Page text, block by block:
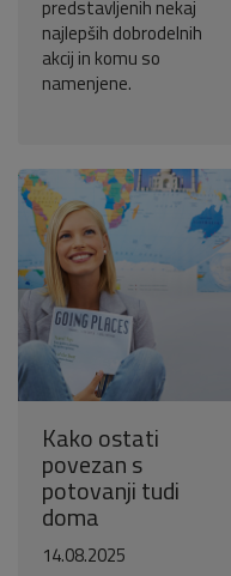
predstavljenih nekaj
najlepših dobrodelnih
akcij in komu so
namenjene.
Kako ostati
povezan s
potovanji tudi
doma
14.08.2025